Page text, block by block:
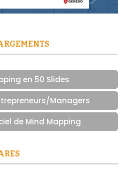
en 50 Slides
Managers
de Mind Mapping